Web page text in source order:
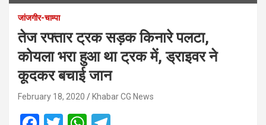
जांजगीर-चाम्पा
तेज रफ्तार ट्रक सड़क किनारे पलटा,
कोयला भरा हुआ था ट्रक में, ड्राइवर ने
कूदकर बचाई जान
February 18, 2020 Khabar CG News